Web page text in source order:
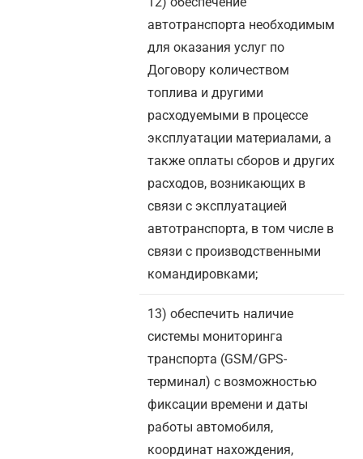
автотранспорта необходимым
для оказания услуг по
Договору количеством
топлива и другими
расходуемыми в процессе
эксплуатации материалами, а
также оплаты сборов и других
расходов, возникающих в
связи с эксплуатацией
автотранспорта, в том числе в
связи с производственными
командировками;
13) обеспечить наличие
системы мониторинга
транспорта (GSM/GPS-
терминал) с возможностью
фиксации времени и даты
работы автомобиля,
координат нахождения,